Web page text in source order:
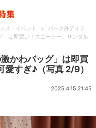
ズ・イベント >
パーク外アイテ
」は即買い！スニーカー、サンダル
かわバッグ」は即買
愛すぎ♪（写真 2/9）
2025.4.15 21:45